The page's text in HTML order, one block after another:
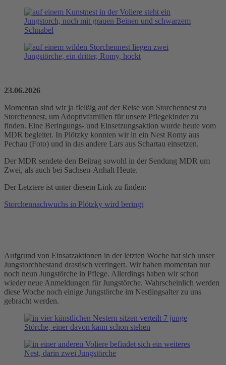
23.06.2026
Momentan sind wir ja fleißig auf der Reise von Storchennest zu
Storchennest, um Adoptivfamilien für unsere Pflegekinder zu
finden. Eine Beringungs- und Einsetzungsaktion wurde heute vom
MDR begleitet. In Plötzky konnten wir in ein Nest Romy aus
Pechau (Foto) und in das andere Lars aus Schartau einsetzen.
Der MDR sendete den Beitrag sowohl in der Sendung MDR um
Zwei, als auch bei Sachsen-Anhalt Heute.
Der Letztere ist unter diesem Link zu finden:
Storchennachwuchs in Plötzky wird beringt
Aufgrund von Einsatzaktionen in der letzten Woche hat sich unser
Jungstorchbestand drastisch verringert. Wir haben momentan nur
noch neun Jungstörche in Pflege. Allerdings haben wir schon
wieder neue Anmeldungen für Jungstörche. Wahrscheinlich werden
diese Woche noch einige Jungstörche im Nestlingsalter zu uns
gebracht werden.